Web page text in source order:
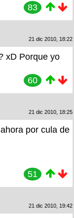
83
21 dic 2010, 18:22
xD Porque yo
60
21 dic 2010, 18:25
por cula de
51
21 dic 2010, 19:42